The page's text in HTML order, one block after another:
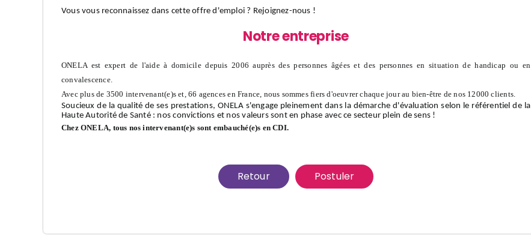
Vous vous reconnaissez dans cette offre d'emploi ? Rejoignez-nous !
Notre entreprise
ONELA est expert de l'aide à domicile depuis 2006 auprès des personnes âgées et des personnes en situation de handicap ou en
convalescence.
Avec plus de 3500 intervenant(e)s et, 66 agences en France, nous sommes fiers d'oeuvrer chaque jour au bien-être de nos 12000 clients.
Soucieux de la qualité de ses prestations, ONELA s'engage pleinement dans la démarche d'évaluation selon le référentiel de la
Haute Autorité de Santé : nos convictions et nos valeurs sont en phase avec ce secteur plein de sens !
Chez ONELA, tous nos intervenant(e)s sont embauché(e)s en CDI.
Retour Postuler